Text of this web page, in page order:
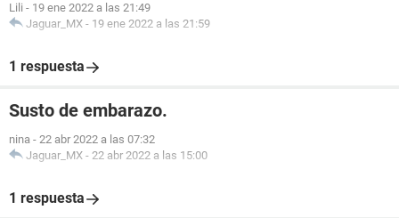
Lili - 19 ene 2022 a las 21:49
Jaguar_MX - 19 ene 2022 a las 21:59
1 respuesta
Susto de embarazo.
nina - 22 abr 2022 a las 07:32
Jaguar_MX - 22 abr 2022 a las 15:00
1 respuesta